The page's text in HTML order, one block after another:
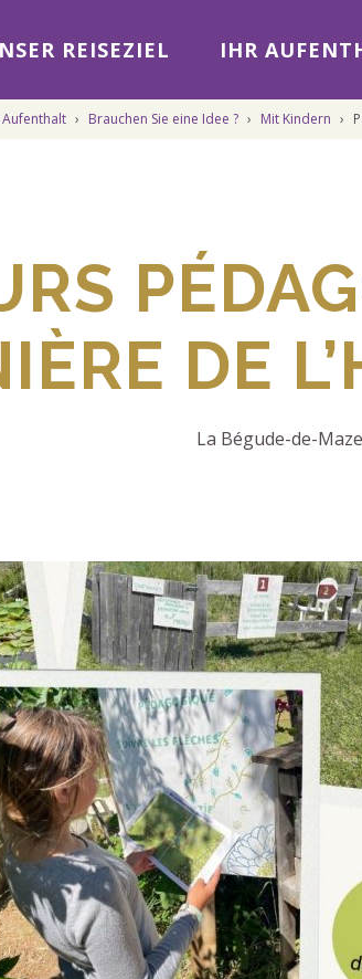
REISEZIEL IHR
Aufenthalt › Brauchen Sie eine Idee ? › Mit Kindern ›
DE
La Bégude-de-